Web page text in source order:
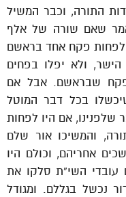
התורה, וכבר המשיל
שאם שורה של אלף
לפחות פקח אחד בראשם
ולא יפלו בפחים
שבראשם. אבל אם
בכל דבר המוטל
שלפנינו, אם היו לפחות
והמשיכו אור שלם
אחריהם, וכולם היו
עובדי השי”ת סלקו את
נכשל בגללם. ומגודל